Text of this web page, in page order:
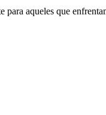
aqueles que